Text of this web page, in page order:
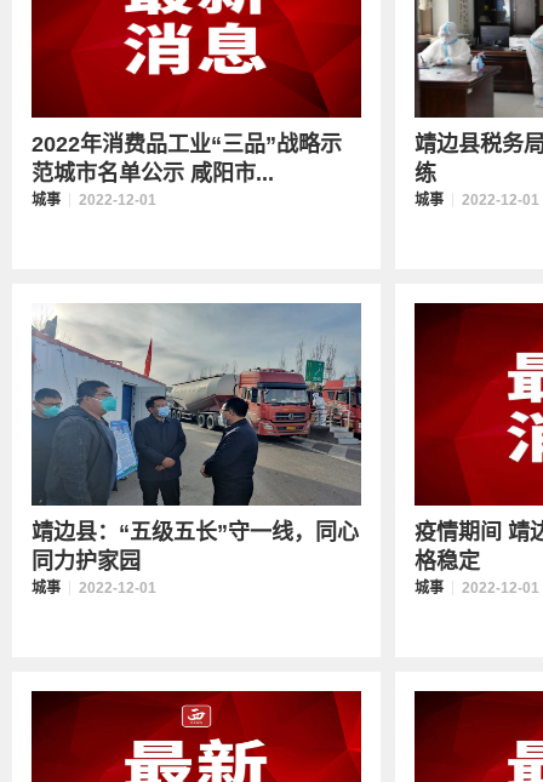
2022年消费品工业“三品”战略示
范城市名单公示 咸阳市...
城事 2022-12-01
靖边县税务
练
城事 2022-12-01
靖边县：“五级五长”守一线，同心
同力护家园
城事 2022-12-01
疫情期间 靖
格稳定
城事 2022-12-01